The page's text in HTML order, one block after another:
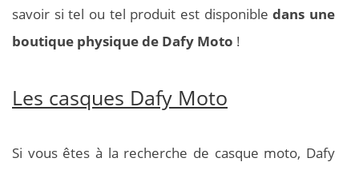
savoir si tel ou tel produit est disponibledans une
boutique physique de Dafy Moto !
Les casques Dafy Moto
Si vous êtes à la recherche de casque moto, Dafy